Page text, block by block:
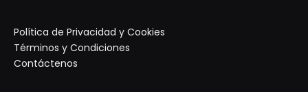
Política de Privacidad y Cookies
Términos y Condiciones
Contáctenos